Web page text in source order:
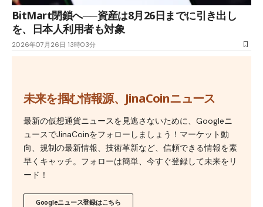
BitMart閉鎖へ──資産は8月26日までに引き出し
を、日本人利用者も対象
2026年07月26日 13時03分
未来を掴む情報源、JinaCoinニュース
最新の仮想通貨ニュースを見逃さないために、Googleニ
ュースでJinaCoinをフォローしましょう！マーケット動
向、規制の最新情報、技術革新など、信頼できる情報を素
早くキャッチ。フォローは簡単、今すぐ登録して未来をリ
ード！
Googleニュース登録はこちら